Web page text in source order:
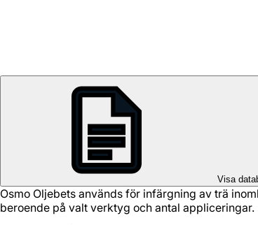
Visa
Osmo Oljebets används för infärgning av trä
beroende på valt verktyg och antal appliceringar.